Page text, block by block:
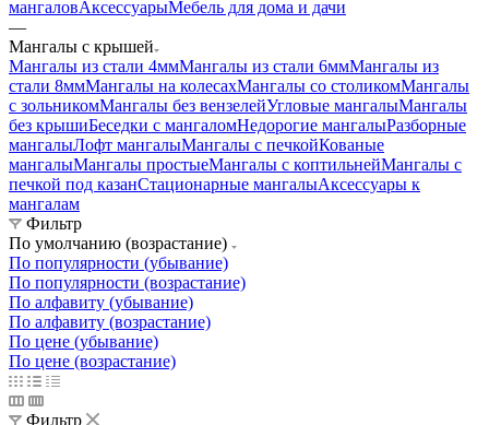
мангаловАксессуарыМебель для дома и дачи
—
Мангалы с крышей
Мангалы из стали 4ммМангалы из стали 6ммМангалы из
стали 8ммМангалы на колесахМангалы со столикомМангалы
с зольникомМангалы без вензелейУгловые мангалыМангалы
без крышиБеседки с мангаломНедорогие мангалыРазборные
мангалыЛофт мангалыМангалы с печкойКованые
мангалыМангалы простыеМангалы с коптильнейМангалы с
печкой под казанСтационарные мангалыАксессуары к
мангалам
Фильтр
По умолчанию (возрастание)
По популярности (убывание)
По популярности (возрастание)
По алфавиту (убывание)
По алфавиту (возрастание)
По цене (убывание)
По цене (возрастание)
Фильтр